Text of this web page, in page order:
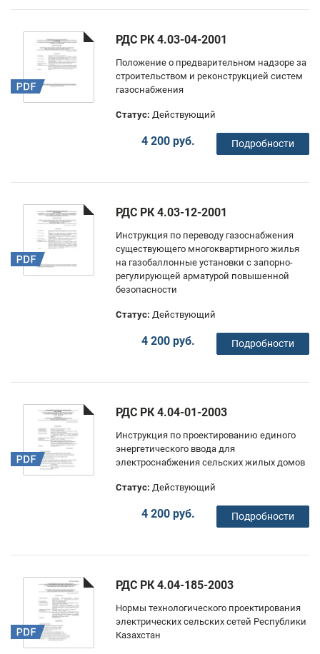
РДС РК 4.03-04-2001
Положение о предварительном надзоре за
строительством и реконструкцией систем
газоснабжения
Статус: Действующий
4 200 руб. Подробности
РДС РК 4.03-12-2001
Инструкция по переводу газоснабжения
существующего многоквартирного жилья
на газобаллонные установки с запорно-
регулирующей арматурой повышенной
безопасности
Статус: Действующий
4 200 руб. Подробности
РДС РК 4.04-01-2003
Инструкция по проектированию единого
энергетического ввода для
электроснабжения сельских жилых домов
Статус: Действующий
4 200 руб. Подробности
РДС РК 4.04-185-2003
Нормы технологического проектирования
электрических сельских сетей Республики
Казахстан